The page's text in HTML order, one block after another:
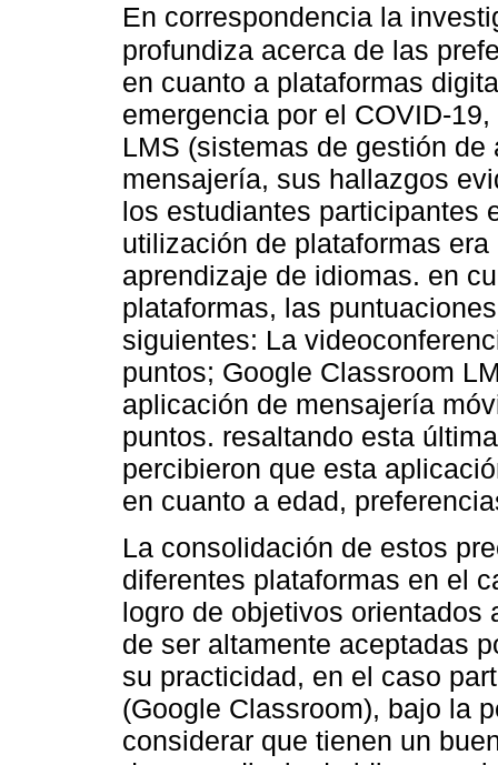
En correspondencia la
profundiza acerca de las
en cuanto a plataformas
emergencia por el COVID-
LMS (sistemas de gestión
mensajería, sus hallazgos
los estudiantes participantes
utilización de plataformas
aprendizaje de idiomas. en
plataformas, las
siguientes: La
puntos; Google Classroom
aplicación de mensajería
puntos. resaltando esta
percibieron que esta
en cuanto a edad,
La consolidación de estos
diferentes plataformas en el
logro de objetivos orientados
de ser altamente aceptadas
su practicidad, en el caso
(Google Classroom), bajo la
considerar que tienen un